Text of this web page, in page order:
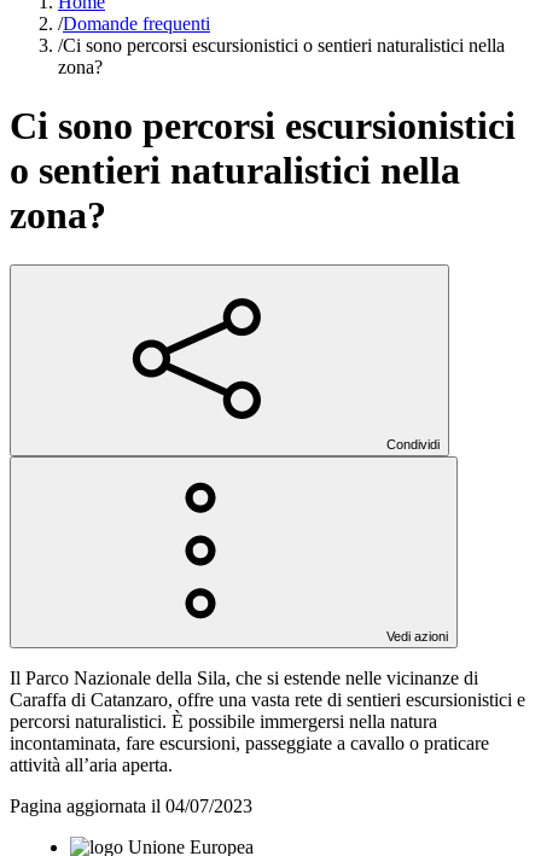
/Domande frequenti
/Ci sono percorsi escursionistici o sentieri naturalistici nella
zona?
Ci sono percorsi escursionistici
o sentieri naturalistici nella
zona?
Condividi
Vedi azioni
Il Parco Nazionale della Sila, che si estende nelle vicinanze di
Caraffa di Catanzaro, offre una vasta rete di sentieri escursionistici e
percorsi naturalistici. È possibile immergersi nella natura
incontaminata, fare escursioni, passeggiate a cavallo o praticare
attività all’aria aperta.
Pagina aggiornata il 04/07/2023